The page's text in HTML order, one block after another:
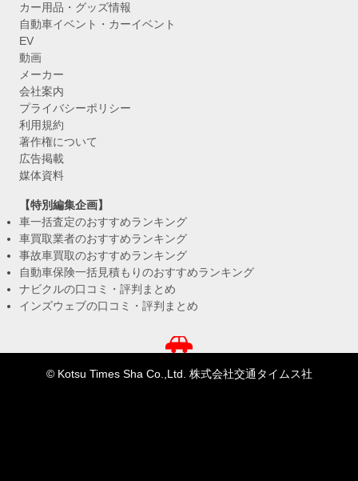
カー用品・グッズ情報
自動車イベント・カーイベント
EV
動画
メーカー
会社案内
プライバシーポリシー
利用規約
著作権について
広告掲載
媒体資料
【特別編集企画】
車一括査定のおすすめランキング
車買取業者のおすすめランキング
事故車買取のおすすめランキング
自動車保険一括見積もりのおすすめランキング
ナビクルの口コミ・評判まとめ
インズウェブの口コミ・評判まとめ
© Kotsu Times Sha Co.,Ltd. 株式会社交通タイムス社